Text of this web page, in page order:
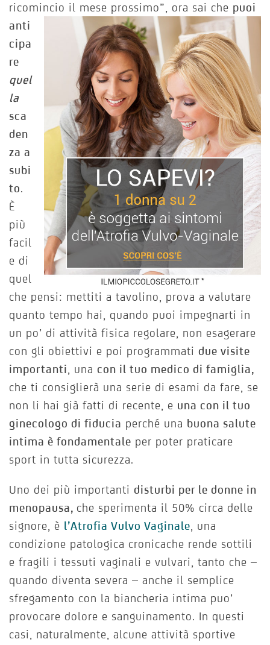
ricomincio il mese prossimo”, ora sai che puoi
anti
cipa
re
quel
la
sca
den
za a
subi
to.
È
più
facil
e di
quel
che pensi: mettiti a tavolino, prova a valutare
quanto tempo hai, quando puoi impegnarti in
un po’ di attività fisica regolare, non esagerare
con gli obiettivi e poi programmati due visite
importanti, una con il tuo medico di famiglia,
che ti consiglierà una serie di esami da fare, se
non li hai già fatti di recente, e una con il tuo
ginecologo di fiducia perché una buona salute
intima è fondamentale per poter praticare
sport in tutta sicurezza.
Uno dei più importanti disturbi per le donne in
menopausa, che sperimenta il 50% circa delle
signore, è l’Atrofia Vulvo Vaginale, una
condizione patologica cronicache rende sottili
e fragili i tessuti vaginali e vulvari, tanto che –
quando diventa severa – anche il semplice
sfregamento con la biancheria intima puo’
provocare dolore e sanguinamento. In questi
casi, naturalmente, alcune attività sportive